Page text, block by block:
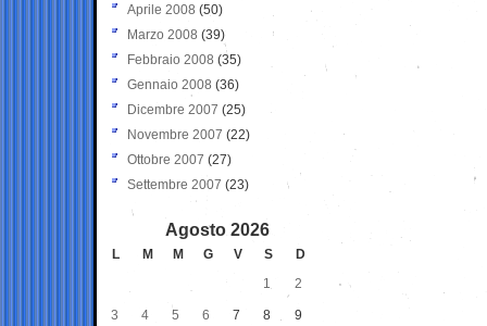
Aprile 2008 (50)
Marzo 2008 (39)
Febbraio 2008 (35)
Gennaio 2008 (36)
Dicembre 2007 (25)
Novembre 2007 (22)
Ottobre 2007 (27)
Settembre 2007 (23)
Agosto 2026
L M M G V S
D
1
2
3 4 5 6 7 8 9